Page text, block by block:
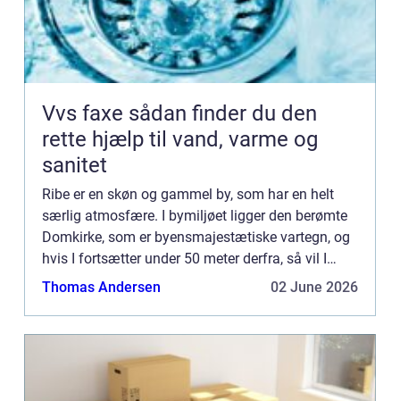
Vvs faxe sådan finder du den
rette hjælp til vand, varme og
sanitet
Ribe er en skøn og gammel by, som har en helt
særlig atmosfære. I bymiljøet ligger den berømte
Domkirke, som er byensmajestætiske vartegn, og
hvis I fortsætter under 50 meter derfra, så vil I
blive m...
Thomas Andersen 02 June 2026